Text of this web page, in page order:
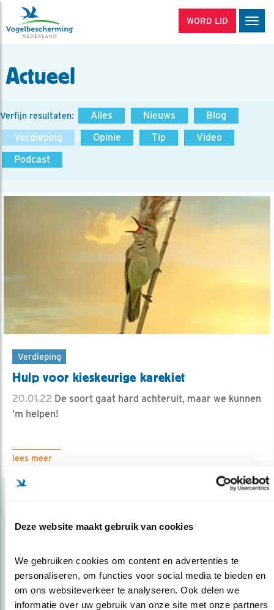
Deze website maakt gebruik van cookies
We gebruiken cookies om content en advertenties te
personaliseren, om functies voor social media te bieden en
om ons websiteverkeer te analyseren. Ook delen we
informatie over uw gebruik van onze site met onze partners
WORD LID
Actueel
Verfijn resultaten: Alles Nieuws
Blog
Verdieping
Opinie Tip
Video
Podcast
Verdieping
Hulp voor kieskeurige karekiet
20.01.22 De soort gaat hard achteruit, maar we kunnen
‘m helpen!
lees meer
Op de hoogte blijven?